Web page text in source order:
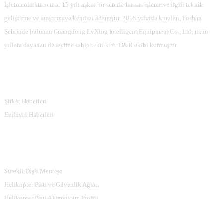
İşletmenin kurucusu, 15 yılı aşkın bir süredir hassas işleme ve ilgili teknik
geliştirme ve araştırmaya kendini adamıştır. 2015 yılında kurulan, Foshan
Şehrinde bulunan Guangdong LvXing Intelligent Equipment Co., Ltd, uzun
yıllara dayanan deneyime sahip teknik bir D&R ekibi kurmuştur.
Şirket Haberleri
Endüstri Haberleri
Sürekli Dişli Menteşe
Helikopter Pisti ve Güvenlik Ağları